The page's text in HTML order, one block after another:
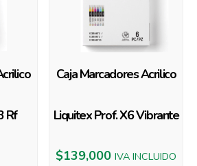
Rf
Caja Marcadores Acrilico
Liquitex Prof. X6 Vibrante
$139,000 IVA INCLUIDO